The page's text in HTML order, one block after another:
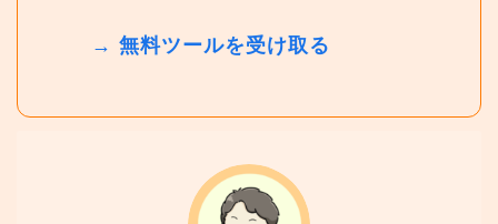
→ 無料ツールを受け取る